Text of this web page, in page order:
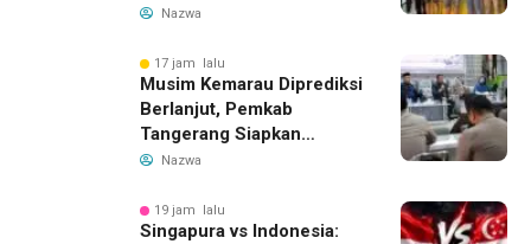
Ditahan, Polda Banten
Pengelolaan Limbah
Nazwa
17 jam lalu
Musim Kemarau Diprediksi
Berlanjut, Pemkab
Tangerang Siapkan
Langkah Antisipasi Krisis
Nazwa
19 jam lalu
Singapura vs Indonesia: